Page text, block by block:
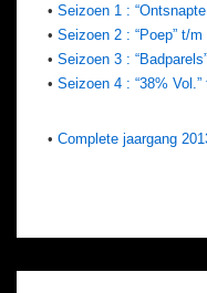
• Seizoen 1 :
• Seizoen 2 : “Poep” t/m
• Seizoen 3 :
• Seizoen 4 : “38% Vol.”
• Complete jaargang